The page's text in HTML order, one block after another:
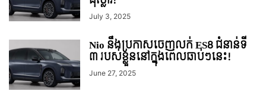
July 3, 2025
Nio នឹងប្រកាសចេញលក់ ES8 ជំនាន់ទី
៣ របស់ខ្លួននៅក្នុងពេលឆាប់ៗនេះ!
June 27, 2025